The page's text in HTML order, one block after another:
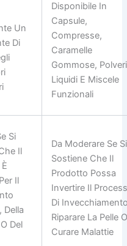
Un
Di
Disponibile In
Capsule,
Compresse,
Caramelle
Gommose,
Liquidi E Miscele
Funzionali
Si
Il
Il
Della
Del
Da Moderare Se Si
Sostiene Che Il
Prodotto Possa
Invertire Il
Di
Riparare La Pelle
Curare Malattie